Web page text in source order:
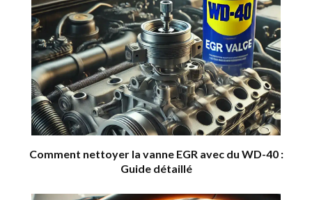
Comment nettoyer la vanne EGR avec du WD-40 :
Guide détaillé